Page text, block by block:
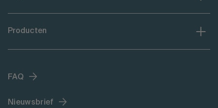
Producten
FAQ
Nieuwsbrief